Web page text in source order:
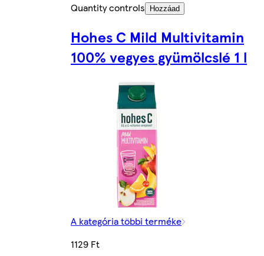
Quantity controls
Hozzáad
Hohes C Mild Multivitamin
100% vegyes gyümölcslé 1 l
A kategória többi terméke
1129 Ft